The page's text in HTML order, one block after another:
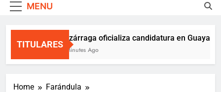
MENU
TITULARES
Luzárraga oficializa candidatura en
5 Minutes Ago
Home
Farándula